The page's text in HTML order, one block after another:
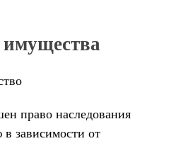
право наследования
зависимости от